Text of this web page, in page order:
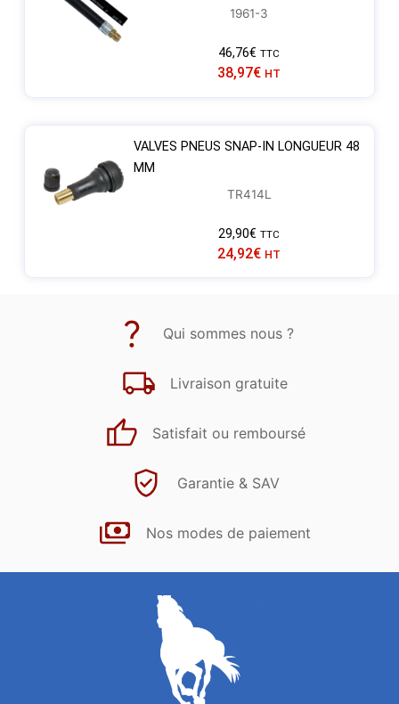
1961-3
46,76€ TTC
38,97€ HT
VALVES PNEUS SNAP-IN LONGUEUR 48
MM
TR414L
29,90€ TTC
24,92€ HT
Qui sommes nous ?
Livraison gratuite
Satisfait ou remboursé
Garantie & SAV
Nos modes de paiement